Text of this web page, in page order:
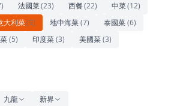
) 法國菜(23) 西餐(22) 中菜(12)
大利菜(9) 地中海菜(7) 泰國菜(6)
(5) 印度菜(3) 美國菜(3)
九龍 新界